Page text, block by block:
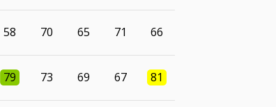
58 70 65 71 66
79 73 69 67 81